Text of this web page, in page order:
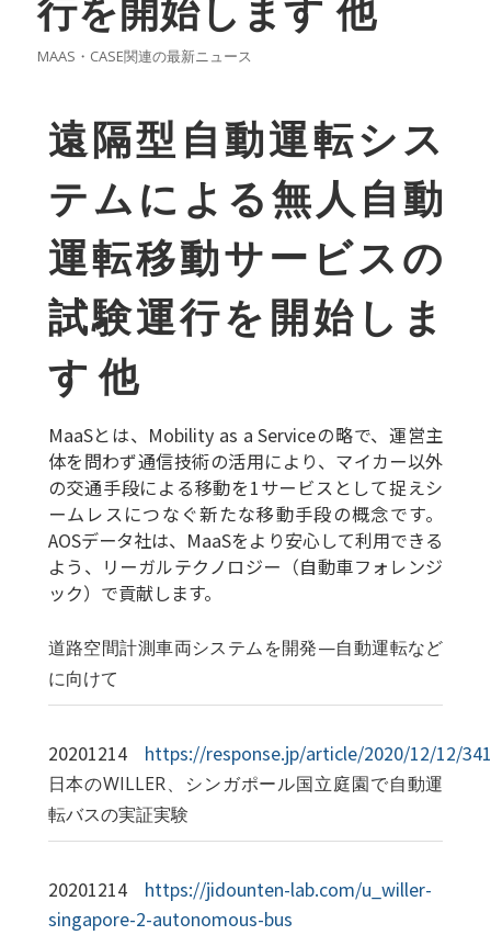
行を開始します 他
MAAS・CASE関連の最新ニュース
遠隔型自動運転シス
テムによる無人自動
運転移動サービスの
試験運行を開始しま
す 他
MaaSとは、Mobility as a Serviceの略で、運営主
体を問わず通信技術の活用により、マイカー以外
の交通手段による移動を1サービスとして捉えシ
ームレスにつなぐ新たな移動手段の概念です。
AOSデータ社は、MaaSをより安心して利用できる
よう、リーガルテクノロジー（自動車フォレンジ
ック）で貢献します。
道路空間計測車両システムを開発—自動運転など
に向けて
20201214 https://response.jp/article/2020/12/12/
日本のWILLER、シンガポール国立庭園で自動運
転バスの実証実験
20201214
https://jidounten-lab.com/u_willer-
singapore-2-autonomous-bus